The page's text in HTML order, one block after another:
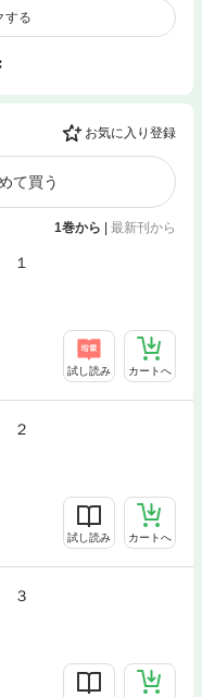
する
お気に入り登録
て買う
1巻から 最新刊から
１
試し読み カートへ
２
試し読み カートへ
３